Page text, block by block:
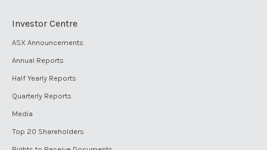
Investor Centre
ASX Announcements
Annual Reports
Half Yearly Reports
Quarterly Reports
Media
Top 20 Shareholders